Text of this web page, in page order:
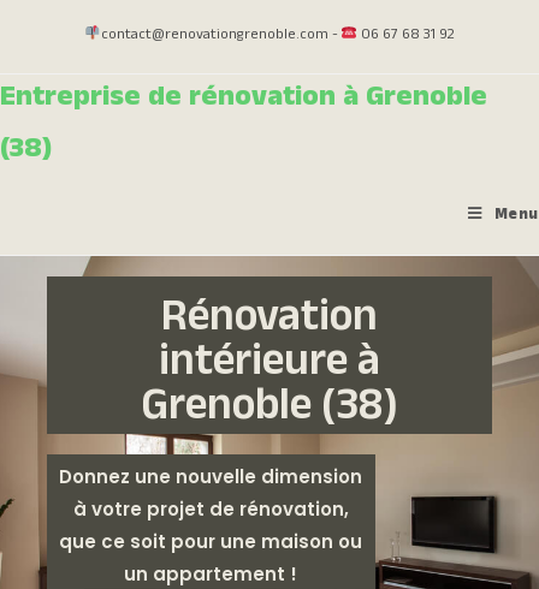
contact@renovationgrenoble.com - 06 67 68 31 92
Entreprise de rénovation à Grenoble
(38)
Menu
Rénovation
intérieure à
Grenoble (38)
Donnez une nouvelle dimension
à votre projet de rénovation,
que ce soit pour une maison ou
un appartement !